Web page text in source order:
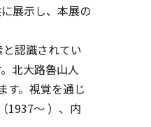
展示し、本展の
認識されてい
北大路魯山人
す。視覚を通じ
1937～ ）、内